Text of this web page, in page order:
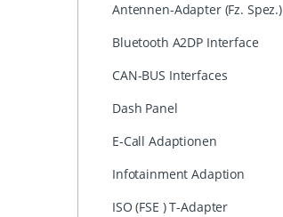
Antennen-Adapter (Fz. Spez.)
Bluetooth A2DP Interface
CAN-BUS Interfaces
Dash Panel
E-Call Adaptionen
Infotainment Adaption
ISO (FSE ) T-Adapter